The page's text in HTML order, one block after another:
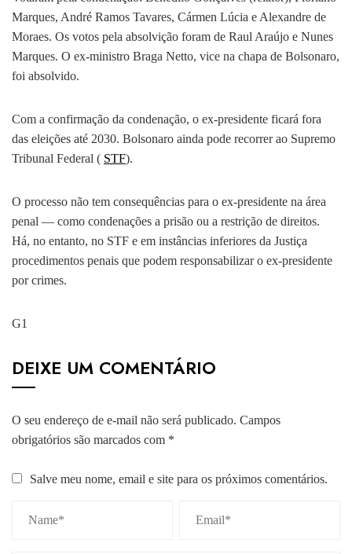
Marques, André Ramos Tavares, Cármen Lúcia e Alexandre de
Moraes. Os votos pela absolvição foram de Raul Araújo e Nunes
Marques. O ex-ministro Braga Netto, vice na chapa de Bolsonaro,
foi absolvido.
Com a confirmação da condenação, o ex-presidente ficará fora
das eleições até 2030. Bolsonaro ainda pode recorrer ao Supremo
Tribunal Federal ( STF).
O processo não tem consequências para o ex-presidente na área
penal — como condenações a prisão ou a restrição de direitos.
Há, no entanto, no STF e em instâncias inferiores da Justiça
procedimentos penais que podem responsabilizar o ex-presidente
por crimes.
G1
DEIXE UM COMENTÁRIO
O seu endereço de e-mail não será publicado. Campos
obrigatórios são marcados com *
Salve meu nome, email e site para os próximos comentários.